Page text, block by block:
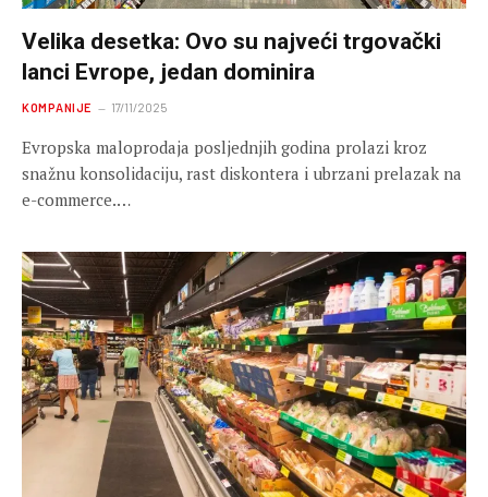
Velika desetka: Ovo su najveći trgovački
lanci Evrope, jedan dominira
KOMPANIJE 17/11/2025
Evropska maloprodaja posljednjih godina prolazi kroz
snažnu konsolidaciju, rast diskontera i ubrzani prelazak na
e-commerce.…